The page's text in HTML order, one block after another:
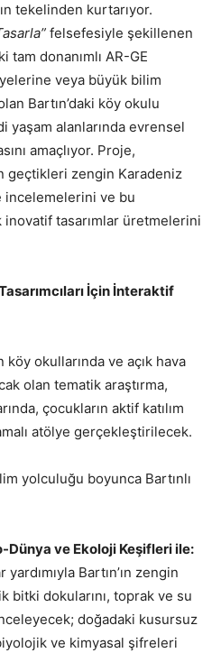
tekelinden kurtarıyor.
felsefesiyle şekillenen
tam donanımlı AR-GE
veya büyük bilim
Bartın’daki köy okulu
alanlarında evrensel
amaçlıyor. Proje,
geçtikleri zengin Karadeniz
incelemelerini ve bu
inovatif tasarımlar üretmelerini
İçin İnteraktif
okullarında ve açık hava
olan tematik araştırma,
çocukların aktif katılım
atölye gerçekleştirilecek.
yolculuğu boyunca Bartınlı
Dünya ve Ekoloji Keşifleri ile:
Bartın’ın zengin
bitki dokularını, toprak ve su
doğadaki kusursuz
ve kimyasal şifreleri